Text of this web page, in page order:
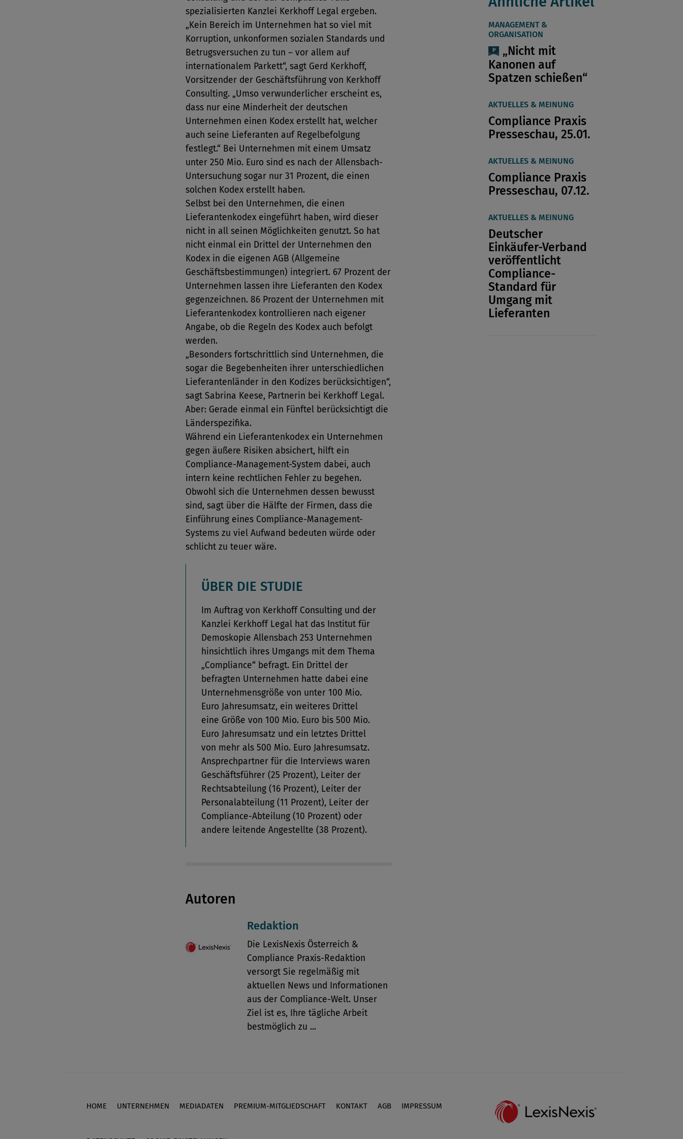
spezialisierten Kanzlei Kerkhoff Legal ergeben.
„Kein Bereich im Unternehmen hat so viel mit
Korruption, unkonformen sozialen Standards und
Betrugsversuchen zu tun – vor allem auf
internationalem Parkett“, sagt Gerd Kerkhoff,
Vorsitzender der Geschäftsführung von Kerkhoff
Consulting. „Umso verwunderlicher erscheint es,
dass nur eine Minderheit der deutschen
Unternehmen einen Kodex erstellt hat, welcher
auch seine Lieferanten auf Regelbefolgung
festlegt.“ Bei Unternehmen mit einem Umsatz
unter 250 Mio. Euro sind es nach der Allensbach-
Untersuchung sogar nur 31 Prozent, die einen
solchen Kodex erstellt haben.
Selbst bei den Unternehmen, die einen
Lieferantenkodex eingeführt haben, wird dieser
nicht in all seinen Möglichkeiten genutzt. So hat
nicht einmal ein Drittel der Unternehmen den
Kodex in die eigenen AGB (Allgemeine
Geschäftsbestimmungen) integriert. 67 Prozent der
Unternehmen lassen ihre Lieferanten den Kodex
gegenzeichnen. 86 Prozent der Unternehmen mit
Lieferantenkodex kontrollieren nach eigener
Angabe, ob die Regeln des Kodex auch befolgt
werden.
„Besonders fortschrittlich sind Unternehmen, die
sogar die Begebenheiten ihrer unterschiedlichen
Lieferantenländer in den Kodizes berücksichtigen“,
sagt Sabrina Keese, Partnerin bei Kerkhoff Legal.
Aber: Gerade einmal ein Fünftel berücksichtigt die
Länderspezifika.
Während ein Lieferantenkodex ein Unternehmen
gegen äußere Risiken absichert, hilft ein
Compliance-Management-System dabei, auch
intern keine rechtlichen Fehler zu begehen.
Obwohl sich die Unternehmen dessen bewusst
sind, sagt über die Hälfte der Firmen, dass die
Einführung eines Compliance-Management-
Systems zu viel Aufwand bedeuten würde oder
schlicht zu teuer wäre.
ÜBER DIE STUDIE
Im Auftrag von Kerkhoff Consulting und der
Kanzlei Kerkhoff Legal hat das Institut für
Demoskopie Allensbach 253 Unternehmen
hinsichtlich ihres Umgangs mit dem Thema
„Compliance“ befragt. Ein Drittel der
befragten Unternehmen hatte dabei eine
Unternehmensgröße von unter 100 Mio.
Euro Jahresumsatz, ein weiteres Drittel
eine Größe von 100 Mio. Euro bis 500 Mio.
Euro Jahresumsatz und ein letztes Drittel
von mehr als 500 Mio. Euro Jahresumsatz.
Ansprechpartner für die Interviews waren
Geschäftsführer (25 Prozent), Leiter der
Rechtsabteilung (16 Prozent), Leiter der
Personalabteilung (11 Prozent), Leiter der
Compliance-Abteilung (10 Prozent) oder
andere leitende Angestellte (38 Prozent).
Autoren
Redaktion
Die LexisNexis Österreich &
Compliance Praxis-Redaktion
versorgt Sie regelmäßig mit
aktuellen News und Informationen
aus der Compliance-Welt. Unser
Ziel ist es, Ihre tägliche Arbeit
bestmöglich zu ...
MANAGEMENT &
ORGANISATION
„Nicht mit
Kanonen auf
Spatzen schießen“
AKTUELLES & MEINUNG
Compliance Praxis
Presseschau, 25.01.
AKTUELLES & MEINUNG
Compliance Praxis
Presseschau, 07.12.
AKTUELLES & MEINUNG
Deutscher
Einkäufer-Verband
veröffentlicht
Compliance-
Standard für
Umgang mit
Lieferanten
Footer
HOME UNTERNEHMEN MEDIADATEN PREMIUM-MITGLIEDSCHAFT KONTAKT AGB IMPRESSUM